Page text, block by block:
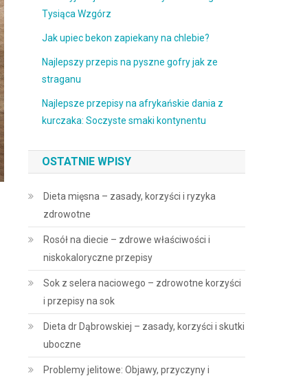
Tysiąca Wzgórz
Jak upiec bekon zapiekany na chlebie?
Najlepszy przepis na pyszne gofry jak ze
straganu
Najlepsze przepisy na afrykańskie dania z
kurczaka: Soczyste smaki kontynentu
OSTATNIE WPISY
Dieta mięsna – zasady, korzyści i ryzyka
zdrowotne
Rosół na diecie – zdrowe właściwości i
niskokaloryczne przepisy
Sok z selera naciowego – zdrowotne korzyści
i przepisy na sok
Dieta dr Dąbrowskiej – zasady, korzyści i skutki
uboczne
Problemy jelitowe: Objawy, przyczyny i